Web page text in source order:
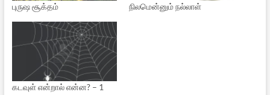
புருஷ சூக்தம் நிலமென்னும் நல்லாள்
கடவுள் என்றால் என்ன? – 1